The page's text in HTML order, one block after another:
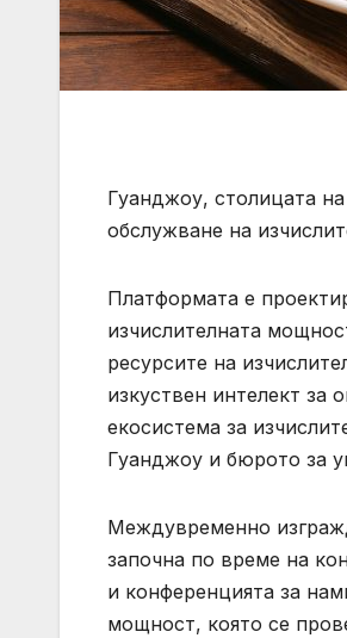
Гуанджоу, столицата
обслужване на
Платформата е
изчислителната
ресурсите на
изкуствен интелект за
екосистема за
Гуанджоу и бюрото за
Междувременно
започна по време на
и конференцията за
мощност, която се